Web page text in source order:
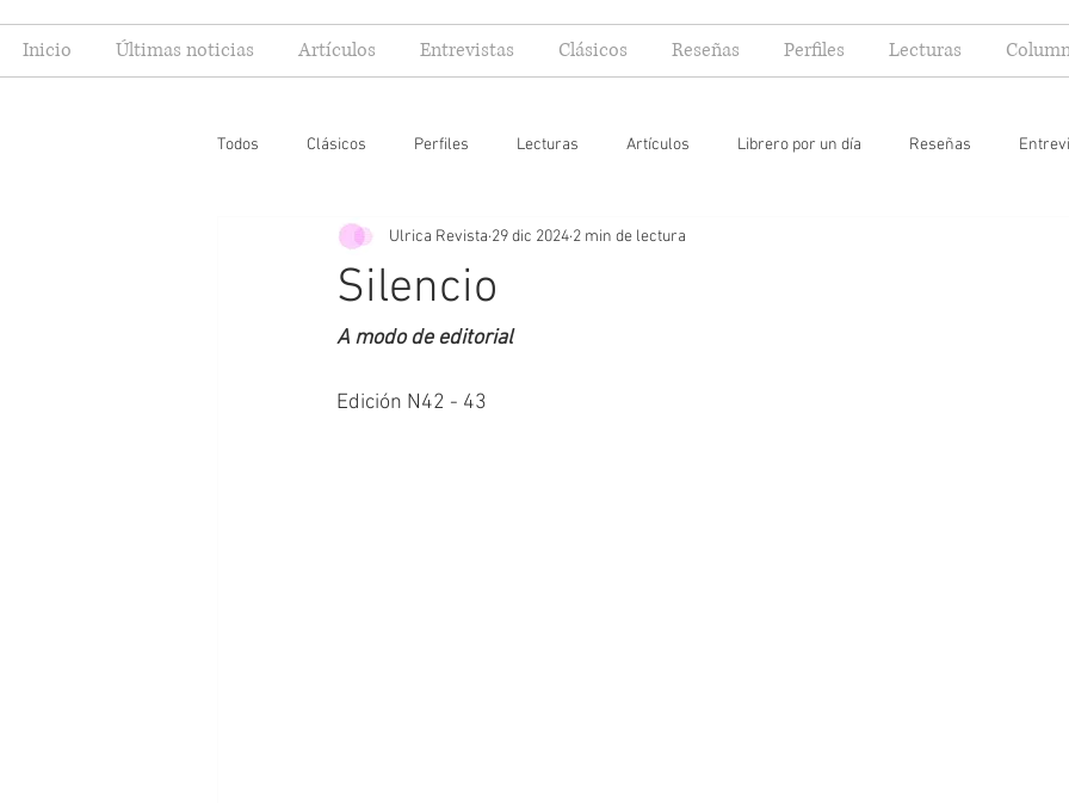
Inicio Últimas noticias Artículos Entrevistas Clásicos Reseñas Perfiles Lecturas
Todos Clásicos Perfiles Lecturas Artículos Librero por un día Reseñas
Editoriales Especial FIL Mi yo lector
Silencio
Ulrica Revista 29 dic 2024 2 min de lectura
A modo de editorial
Edición N42 - 43